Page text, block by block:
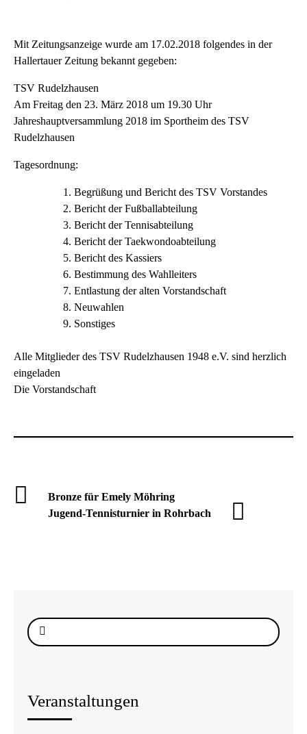
Mit Zeitungsanzeige wurde am 17.02.2018 folgendes in der
Hallertauer Zeitung bekannt gegeben:
TSV Rudelzhausen
Am Freitag den 23. März 2018 um 19.30 Uhr
Jahreshauptversammlung 2018 im Sportheim des TSV
Rudelzhausen
Tagesordnung:
Begrüßung und Bericht des TSV Vorstandes
Bericht der Fußballabteilung
Bericht der Tennisabteilung
Bericht der Taekwondoabteilung
Bericht des Kassiers
Bestimmung des Wahlleiters
Entlastung der alten Vorstandschaft
Neuwahlen
Sonstiges
Alle Mitglieder des TSV Rudelzhausen 1948 e.V. sind herzlich
eingeladen
Die Vorstandschaft
Bronze für Emely Möhring
Jugend-Tennisturnier in Rohrbach
Suche
nach:
Veranstaltungen